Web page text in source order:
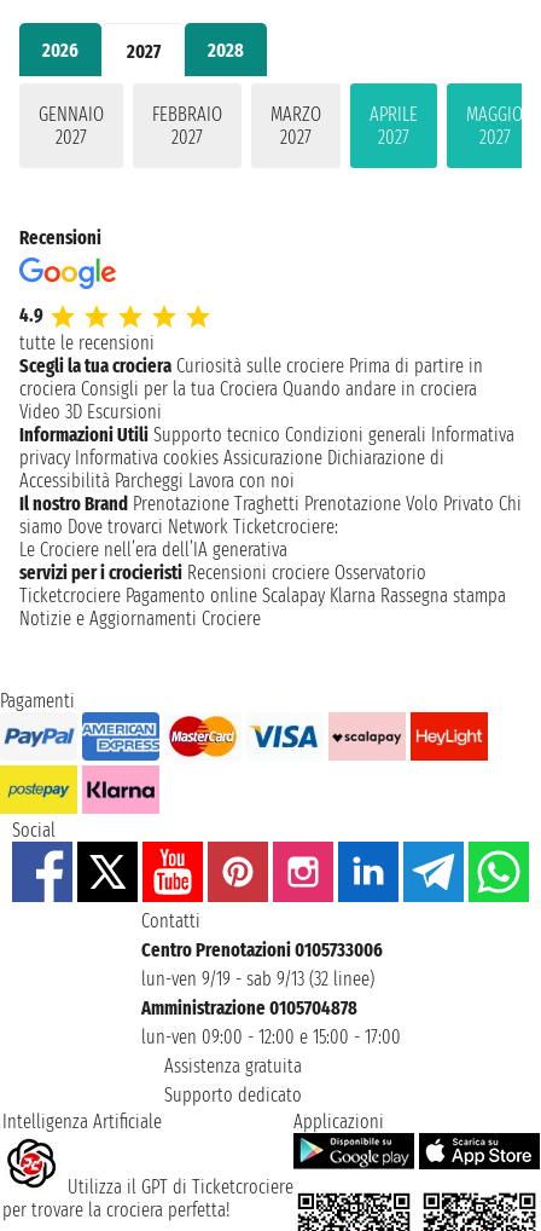
2026 2027 2028
GENNAIO
2027
FEBBRAIO
2027
MARZO
2027
APRILE
2027
MAGGIO
2027
Recensioni
4.9
tutte le recensioni
Scegli la tua crociera Curiosità sulle crociere Prima di partire in
crociera Consigli per la tua Crociera Quando andare in crociera
Video 3D Escursioni
Informazioni Utili Supporto tecnico Condizioni generali Informativa
privacy Informativa cookies Assicurazione Dichiarazione di
Accessibilità Parcheggi Lavora con noi
Il nostro Brand Prenotazione Traghetti Prenotazione Volo Privato Chi
siamo Dove trovarci Network Ticketcrociere:
Le Crociere nell’era dell’IA generativa
servizi per i crocieristi Recensioni crociere Osservatorio
Ticketcrociere Pagamento online Scalapay Klarna Rassegna stampa
Notizie e Aggiornamenti Crociere
Pagamenti
Social
Contatti
Centro Prenotazioni 0105733006
lun-ven 9/19 - sab 9/13 (32 linee)
Amministrazione 0105704878
lun-ven 09:00 - 12:00 e 15:00 - 17:00
Assistenza gratuita
Supporto dedicato
Intelligenza Artificiale
Utilizza il GPT di Ticketcrociere
per trovare la crociera perfetta!
Applicazioni